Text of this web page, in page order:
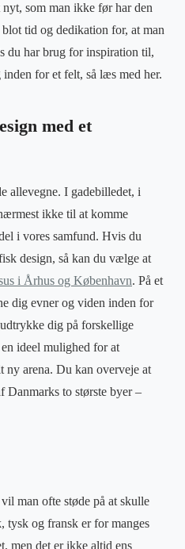
som man ikke før har den
tid og dedikation for, at man
du har brug for inspiration til,
for et felt, så læs med her.
med et
allevegne. I gadebilledet, i
ikke til at komme
i vores samfund. Hvis du
design, så kan du vælge at
i Århus og København. På et
dig evner og viden inden for
dig på forskellige
ideel mulighed for at
ny arena. Du kan overveje at
Danmarks to største byer –
man ofte støde på at skulle
tysk og fransk er for manges
men det er ikke altid ens